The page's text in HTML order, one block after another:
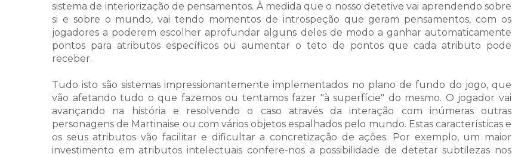
sistema de interiorização de pensamentos. À medida que o nosso detetive vai aprendendo sobre
si e sobre o mundo, vai tendo momentos de introspeção que geram pensamentos, com os
jogadores a poderem escolher aprofundar alguns deles de modo a ganhar automaticamente
pontos para atributos específicos ou aumentar o teto de pontos que cada atributo pode
receber.
Tudo isto são sistemas impressionantemente implementados no plano de fundo do jogo, que
vão afetando tudo o que fazemos ou tentamos fazer "à superfície" do mesmo. O jogador vai
avançando na história e resolvendo o caso através da interação com inúmeras outras
personagens de Martinaise ou com vários objetos espalhados pelo mundo. Estas características e
os seus atributos vão facilitar e dificultar a concretização de ações. Por exemplo, um maior
investimento em atributos intelectuais confere-nos a possibilidade de detetar subtilezas nos